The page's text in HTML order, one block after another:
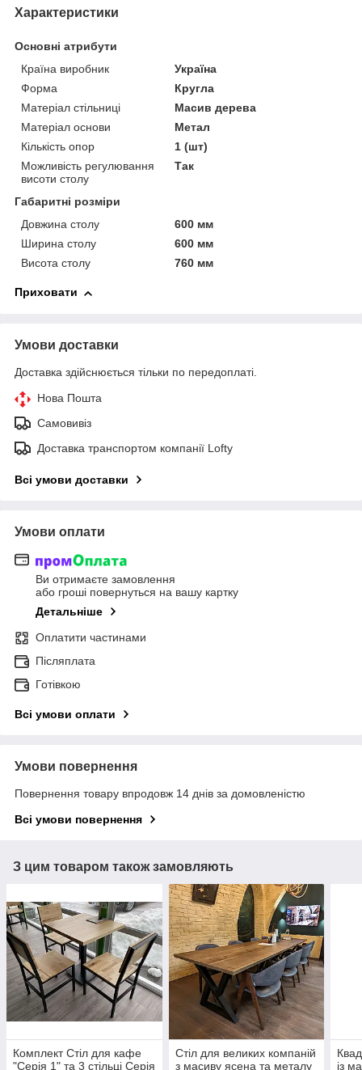
Характеристики
Основні атрибути
Країна виробник
Україна
Форма
Кругла
Матеріал стільниці
Масив дерева
Матеріал основи
Метал
Кількість опор
1 (шт)
Можливість регулювання
висоти столу
Так
Габаритні розміри
Довжина столу
600 мм
Ширина столу
600 мм
Висота столу
760 мм
Приховати
Умови доставки
Доставка здійснюється тільки по передоплаті.
Нова Пошта
Самовивіз
Доставка транспортом компанії Lofty
Всі умови доставки
Умови оплати
Ви отримаєте замовлення
або гроші повернуться на вашу картку
Детальніше
Оплатити частинами
Післяплата
Готівкою
Всі умови оплати
Умови повернення
Повернення товару впродовж 14 днів за домовленістю
Всі умови повернення
З цим товаром також замовляють
Комплект Стіл для кафе
"Серія 1" та 3 стільці Серія
Стіл для великих компаній
з масиву ясена та металу
із